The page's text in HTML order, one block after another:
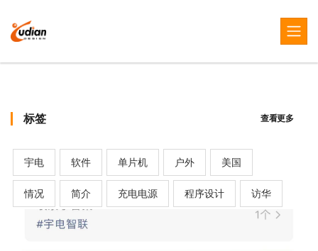
标签 查看更多
宇电 软件 单片机 户外 美国
情况 简介 充电电源 程序设计 访华